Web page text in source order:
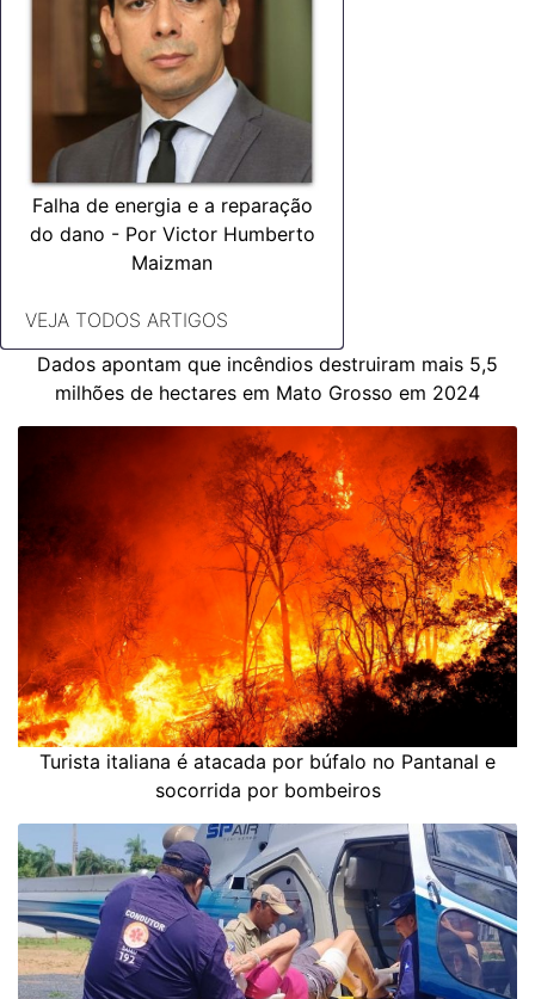
Falha de energia e a reparação
do dano - Por Victor Humberto
Maizman
VEJA TODOS ARTIGOS
Dados apontam que incêndios destruiram mais 5,5
milhões de hectares em Mato Grosso em 2024
Turista italiana é atacada por búfalo no Pantanal e
socorrida por bombeiros